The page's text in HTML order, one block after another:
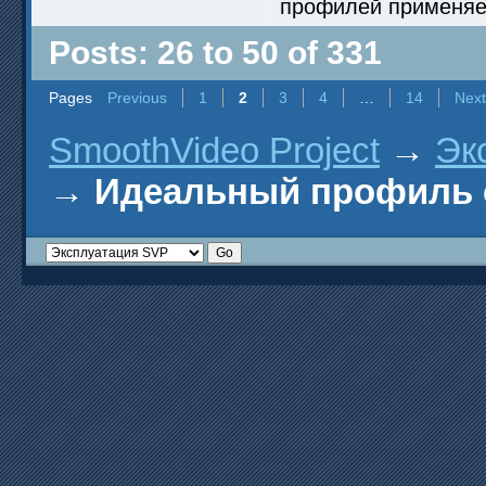
профилей
Posts: 26 to 50 of 331
Pages Previous 1 2 3 4 14 Next
SmoothVideo Project →
→ Идеальный профиль